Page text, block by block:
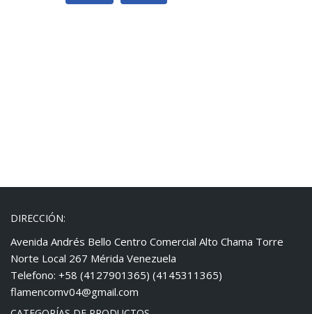
DIRECCIÓN:
Avenida Andrés Bello Centro Comercial Alto Chama Torre
Norte Local 267 Mérida Venezuela
Telefono: +58 (4127901365) (4145311365)
flamencomv04@gmail.com